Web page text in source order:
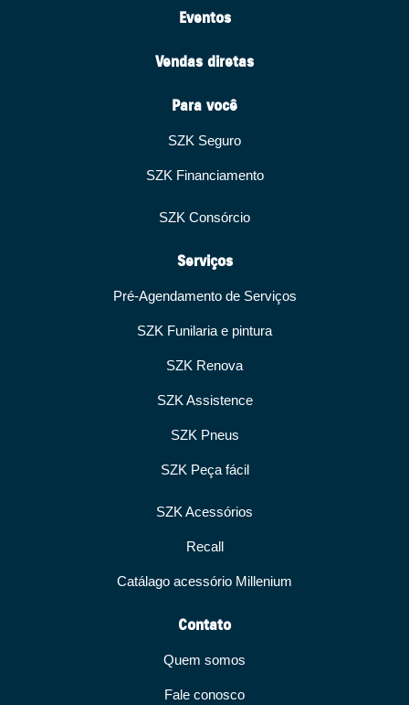
Eventos
Vendas diretas
Para você
SZK Seguro
SZK Financiamento
SZK Consórcio
Serviços
Pré-Agendamento de Serviços
SZK Funilaria e pintura
SZK Renova
SZK Assistence
SZK Pneus
SZK Peça fácil
SZK Acessórios
Recall
Catálago acessório Millenium
Contato
Quem somos
Fale conosco